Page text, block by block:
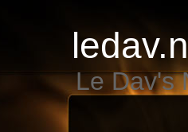
Le Dav's